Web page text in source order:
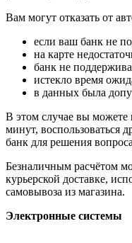
Вам могут отказать от
если ваш банк не
на карте
банк не
истекло время
в данных была
В этом случае вы можете
минут, воспользоваться
банк для решения
Безналичным расчётом
курьерской доставке,
самовывоза из магазина.
Электронные системы